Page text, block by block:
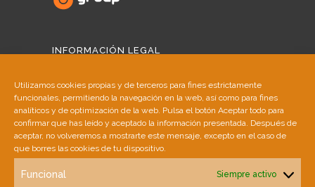
Utilizamos cookies propias y de terceros para fines estrictamente
funcionales, permitiendo la navegación en la web, así como para fines
analíticos y de optimización de la web. Pulsa el botón Aceptar todo para
confirmar que has leído y aceptado la información presentada. Después de
aceptar, no volveremos a mostrarte este mensaje, excepto en el caso de
que borres las cookies de tu dispositivo.
Funcional Siempre activo
INFORMACIÓN LEGAL
Política de Cookies
Política de Privacidad